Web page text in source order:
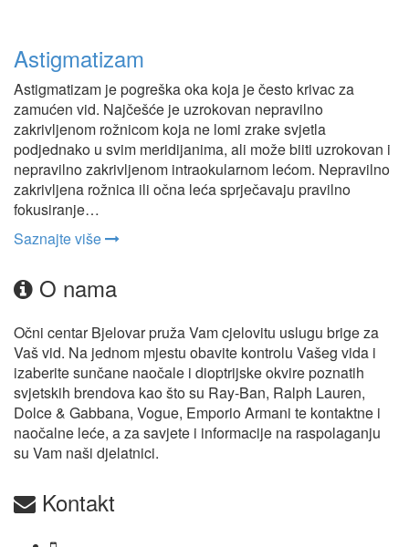
Astigmatizam
Astigmatizam je pogreška oka koja je često krivac za
zamućen vid. Najčešće je uzrokovan nepravilno
zakrivljenom rožnicom koja ne lomi zrake svjetla
podjednako u svim meridijanima, ali može biiti uzrokovan i
nepravilno zakrivljenom intraokularnom lećom. Nepravilno
zakrivljena rožnica ili očna leća sprječavaju pravilno
fokusiranje…
Saznajte više
O nama
Očni centar Bjelovar pruža Vam cjelovitu uslugu brige za
Vaš vid. Na jednom mjestu obavite kontrolu Vašeg vida i
izaberite sunčane naočale i dioptrijske okvire poznatih
svjetskih brendova kao što su Ray-Ban, Ralph Lauren,
Dolce & Gabbana, Vogue, Emporio Armani te kontaktne i
naočalne leće, a za savjete i informacije na raspolaganju
su Vam naši djelatnici.
Kontakt